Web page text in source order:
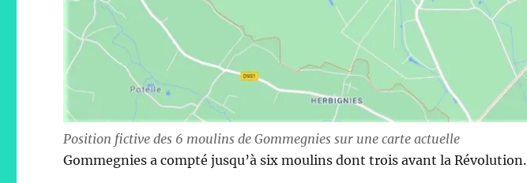
Position fictive des 6 moulins de Gommegnies sur une carte actuelle
Gommegnies a compté jusqu’à six moulins dont trois avant la Révolution.